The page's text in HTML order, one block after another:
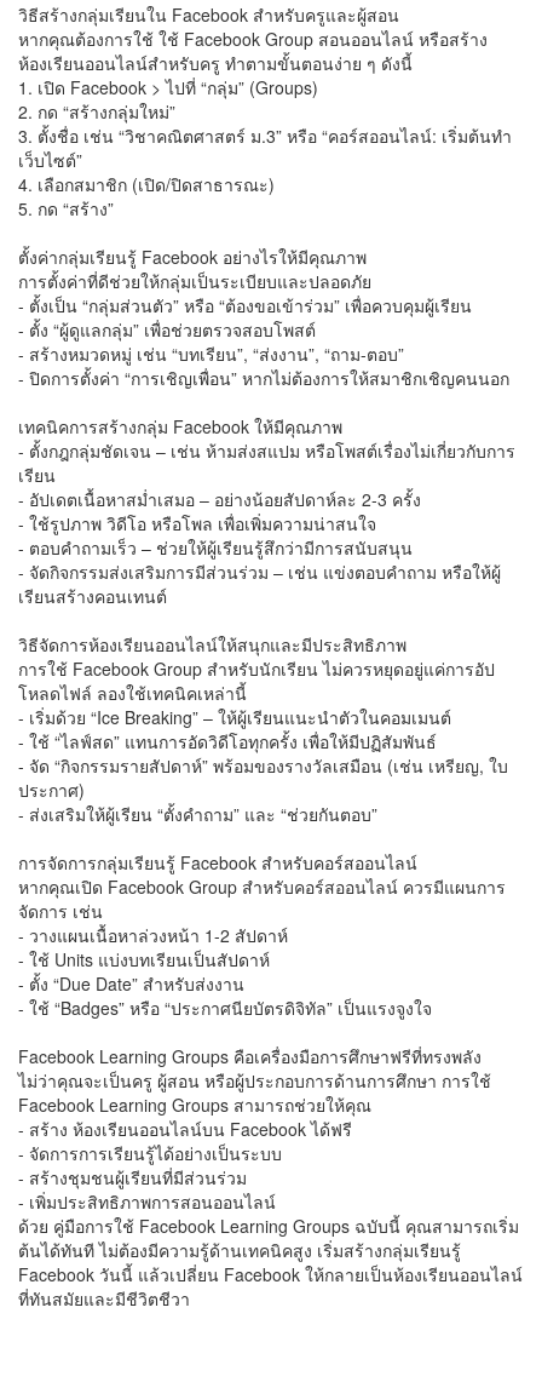
วิธีสร้างกลุ่มเรียนใน Facebook สำหรับครูและผู้สอน
หากคุณต้องการใช้ ใช้ Facebook Group สอนออนไลน์ หรือสร้าง
ห้องเรียนออนไลน์สำหรับครู ทำตามขั้นตอนง่าย ๆ ดังนี้
1. เปิด Facebook > ไปที่ “กลุ่ม” (Groups)
2. กด “สร้างกลุ่มใหม่”
3. ตั้งชื่อ เช่น “วิชาคณิตศาสตร์ ม.3” หรือ “คอร์สออนไลน์: เริ่มต้นทำ
เว็บไซต์”
4. เลือกสมาชิก (เปิด/ปิดสาธารณะ)
5. กด “สร้าง”
ตั้งค่ากลุ่มเรียนรู้ Facebook อย่างไรให้มีคุณภาพ
การตั้งค่าที่ดีช่วยให้กลุ่มเป็นระเบียบและปลอดภัย
- ตั้งเป็น “กลุ่มส่วนตัว” หรือ “ต้องขอเข้าร่วม” เพื่อควบคุมผู้เรียน
- ตั้ง “ผู้ดูแลกลุ่ม” เพื่อช่วยตรวจสอบโพสต์
- สร้างหมวดหมู่ เช่น “บทเรียน”, “ส่งงาน”, “ถาม-ตอบ”
- ปิดการตั้งค่า “การเชิญเพื่อน” หากไม่ต้องการให้สมาชิกเชิญคนนอก
เทคนิคการสร้างกลุ่ม Facebook ให้มีคุณภาพ
- ตั้งกฎกลุ่มชัดเจน – เช่น ห้ามส่งสแปม หรือโพสต์เรื่องไม่เกี่ยวกับการ
เรียน
- อัปเดตเนื้อหาสม่ำเสมอ – อย่างน้อยสัปดาห์ละ 2-3 ครั้ง
- ใช้รูปภาพ วิดีโอ หรือโพล เพื่อเพิ่มความน่าสนใจ
- ตอบคำถามเร็ว – ช่วยให้ผู้เรียนรู้สึกว่ามีการสนับสนุน
- จัดกิจกรรมส่งเสริมการมีส่วนร่วม – เช่น แข่งตอบคำถาม หรือให้ผู้
เรียนสร้างคอนเทนต์
วิธีจัดการห้องเรียนออนไลน์ให้สนุกและมีประสิทธิภาพ
การใช้ Facebook Group สำหรับนักเรียน ไม่ควรหยุดอยู่แค่การอัป
โหลดไฟล์ ลองใช้เทคนิคเหล่านี้
- เริ่มด้วย “Ice Breaking” – ให้ผู้เรียนแนะนำตัวในคอมเมนต์
- ใช้ “ไลฟ์สด” แทนการอัดวิดีโอทุกครั้ง เพื่อให้มีปฏิสัมพันธ์
- จัด “กิจกรรมรายสัปดาห์” พร้อมของรางวัลเสมือน (เช่น เหรียญ, ใบ
ประกาศ)
- ส่งเสริมให้ผู้เรียน “ตั้งคำถาม” และ “ช่วยกันตอบ”
การจัดการกลุ่มเรียนรู้ Facebook สำหรับคอร์สออนไลน์
หากคุณเปิด Facebook Group สำหรับคอร์สออนไลน์ ควรมีแผนการ
จัดการ เช่น
- วางแผนเนื้อหาล่วงหน้า 1-2 สัปดาห์
- ใช้ Units แบ่งบทเรียนเป็นสัปดาห์
- ตั้ง “Due Date” สำหรับส่งงาน
- ใช้ “Badges” หรือ “ประกาศนียบัตรดิจิทัล” เป็นแรงจูงใจ
Facebook Learning Groups คือเครื่องมือการศึกษาฟรีที่ทรงพลัง
ไม่ว่าคุณจะเป็นครู ผู้สอน หรือผู้ประกอบการด้านการศึกษา การใช้
Facebook Learning Groups สามารถช่วยให้คุณ
- สร้าง ห้องเรียนออนไลน์บน Facebook ได้ฟรี
- จัดการการเรียนรู้ได้อย่างเป็นระบบ
- สร้างชุมชนผู้เรียนที่มีส่วนร่วม
- เพิ่มประสิทธิภาพการสอนออนไลน์
ด้วย คู่มือการใช้ Facebook Learning Groups ฉบับนี้ คุณสามารถเริ่ม
ต้นได้ทันที ไม่ต้องมีความรู้ด้านเทคนิคสูง เริ่มสร้างกลุ่มเรียนรู้
Facebook วันนี้ แล้วเปลี่ยน Facebook ให้กลายเป็นห้องเรียนออนไลน์
ที่ทันสมัยและมีชีวิตชีวา